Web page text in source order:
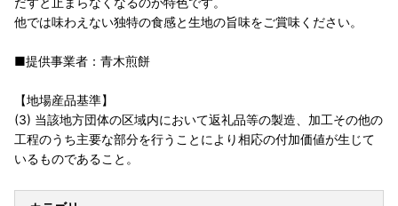
他では味わえない独特の食感と生地の旨味をご賞味ください。
■提供事業者：青木煎餅
【地場産品基準】
(3) 当該地方団体の区域内において返礼品等の製造、加工その他の
工程のうち主要な部分を行うことにより相応の付加価値が生じて
いるものであること。